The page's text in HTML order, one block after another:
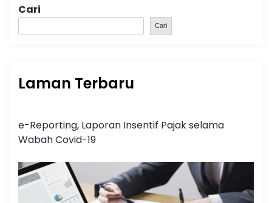
Cari
Cari
Laman Terbaru
e-Reporting, Laporan Insentif Pajak selama
Wabah Covid-19